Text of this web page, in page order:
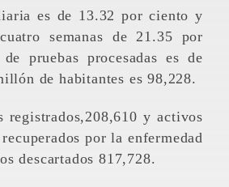
semanas de 21.35 por
pruebas procesadas es de
de habitantes es 98,228.
por la enfermedad
descartados 817,728.